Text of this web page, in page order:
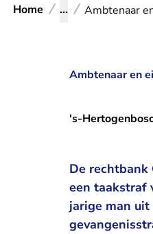
Home ... Ambtenaar
Ambtenaar en
's-
De
een taakstraf
jarige man